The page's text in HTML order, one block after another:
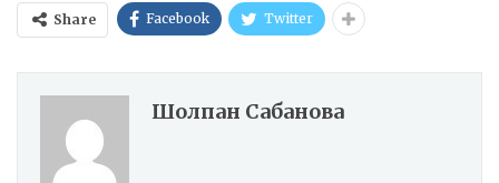
Share Facebook Twitter
Шолпан Сабанова